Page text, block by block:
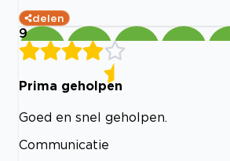
delen
9
Prima geholpen
Goed en snel geholpen.
Communicatie